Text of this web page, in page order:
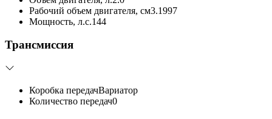
Рабочий объем двигателя, см3.1997
Мощность, л.с.144
Трансмиссия
Коробка передачВариатор
Количество передач0